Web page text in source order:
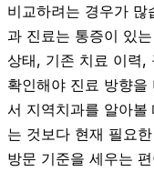
비교하려는 경우가
과 진료는 통증이 있
상태, 기존 치료 이력,
확인해야 진료 방향
서 지역치과를 알아볼
는 것보다 현재 필요
방문 기준을 세우는